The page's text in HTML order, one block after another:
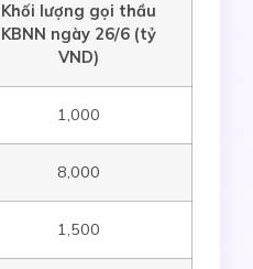
Khối lượng gọi thầu
KBNN ngày 26/6 (tỷ
VND)
1,000
8,000
1,500